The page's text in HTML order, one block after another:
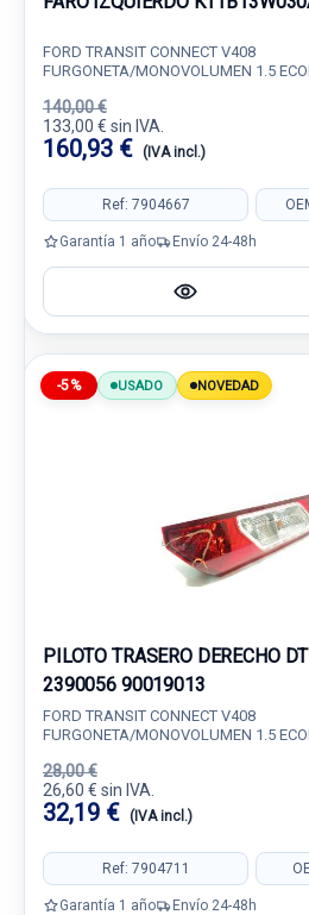
FORD TRANSIT CONNECT V408
FURGONETA/MONOVOLUMEN 1.5
140,00 €
133,00 € sin IVA.
160,93 € (IVA incl.)
Ref: 7904667
Garantía 1 año Envío 24-48h
-5% USADO NOVEDAD
PILOTO TRASERO DERECHO
2390056 90019013
FORD TRANSIT CONNECT V408
FURGONETA/MONOVOLUMEN 1.5
28,00 €
26,60 € sin IVA.
32,19 € (IVA incl.)
Ref: 7904711
Garantía 1 año Envío 24-48h